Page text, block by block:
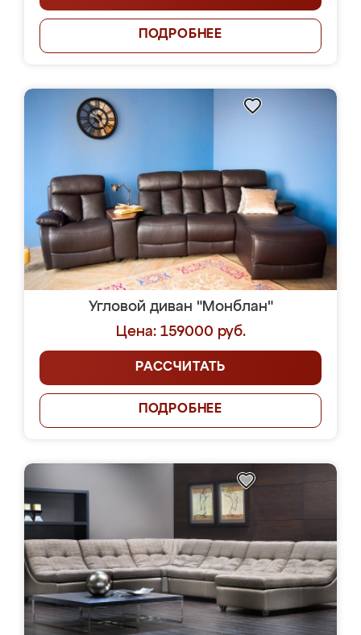
ПОДРОБНЕЕ
Угловой диван "Монблан"
Цена: 159000 руб.
РАССЧИТАТЬ
ПОДРОБНЕЕ